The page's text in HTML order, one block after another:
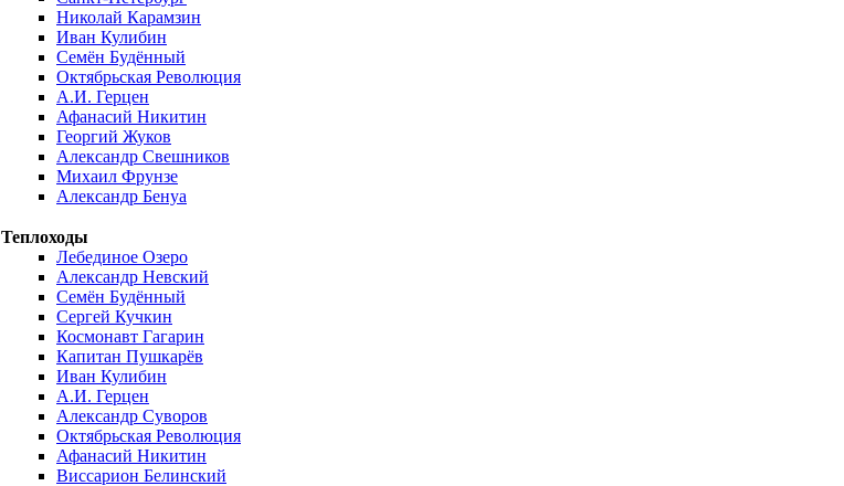
Николай Карамзин
Иван Кулибин
Семён Будённый
Октябрьская Революция
А.И. Герцен
Афанасий Никитин
Георгий Жуков
Александр Свешников
Михаил Фрунзе
Александр Бенуа
Теплоходы
Лебединое Озеро
Александр Невский
Семён Будённый
Сергей Кучкин
Космонавт Гагарин
Капитан Пушкарёв
Иван Кулибин
А.И. Герцен
Александр Суворов
Октябрьская Революция
Афанасий Никитин
Виссарион Белинский